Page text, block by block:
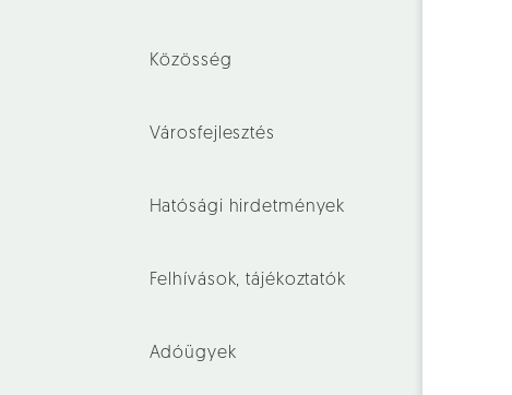
Közösség
Városfejlesztés
Hatósági hirdetmények
Felhívások, tájékoztatók
Adóügyek